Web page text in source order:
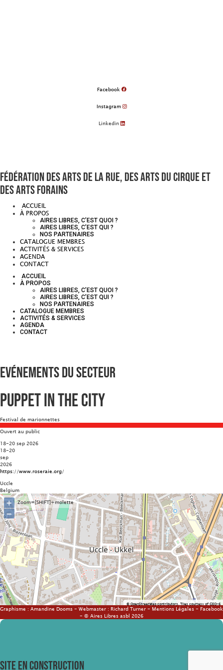
Facebook
Instagram
Linkedin
Fédération des arts de la rue, des arts du cirque et
des arts forains
ACCUEIL
À PROPOS
AIRES LIBRES, C’EST QUOI ?
AIRES LIBRES, C’EST QUI ?
NOS PARTENAIRES
CATALOGUE MEMBRES
ACTIVITÉS & SERVICES
AGENDA
CONTACT
ACCUEIL
À PROPOS
AIRES LIBRES, C’EST QUOI ?
AIRES LIBRES, C’EST QUI ?
NOS PARTENAIRES
CATALOGUE MEMBRES
ACTIVITÉS & SERVICES
AGENDA
CONTACT
Evénements du secteur
Puppet in the city
Festival de marionnettes
Ouvert au public
18-20 sep 2026
18-20
sep
2026
https://www.roseraie.org/
Uccle
Belgium
Zoom=[SHIFT]+molette
+
−
©OpenStreetMapcontributors. Tiles courtesy ofGEO-6
Graphisme : Amandine Dooms - Webmaster : Richard Turner - Mentions Légales - Facebook
- © Aires Libres asbl 2026
SITE EN CONSTRUCTION